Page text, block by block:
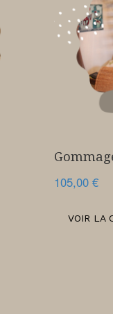
105,00 €
VOIR LA